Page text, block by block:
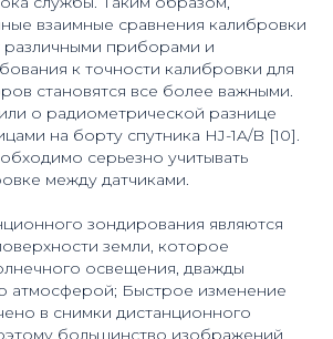
взаимные сравнения калибровки
приборами и
к точности калибровки для
становятся все более важными.
о радиометрической разнице
на борту спутника HJ-1A/B [10].
серьезно учитывать
между датчиками.
зондирования являются
земли, которое
освещения, дважды
атмосферой; Быстрое изменение
в снимки дистанционного
большинство изображений